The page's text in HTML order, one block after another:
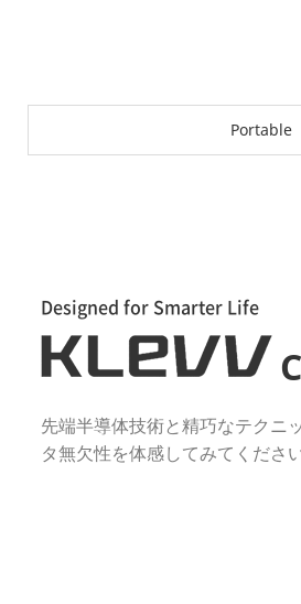
Portable
Designed for Smarter Life
先端半導体技術と精巧なテクニ
タ無欠性を体感してみてください